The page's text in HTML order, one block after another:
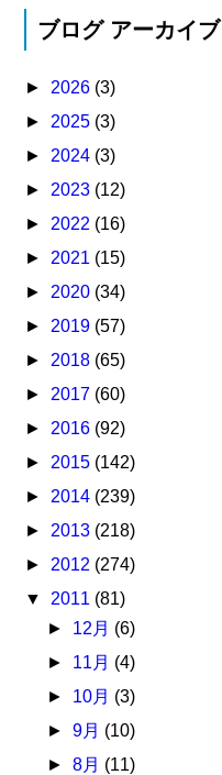
ブログ アーカイブ
► 2026 (3)
► 2025 (3)
► 2024 (3)
► 2023 (12)
► 2022 (16)
► 2021 (15)
► 2020 (34)
► 2019 (57)
► 2018 (65)
► 2017 (60)
► 2016 (92)
► 2015 (142)
► 2014 (239)
► 2013 (218)
► 2012 (274)
▼ 2011 (81)
► 12月 (6)
► 11月 (4)
► 10月 (3)
► 9月 (10)
► 8月 (11)